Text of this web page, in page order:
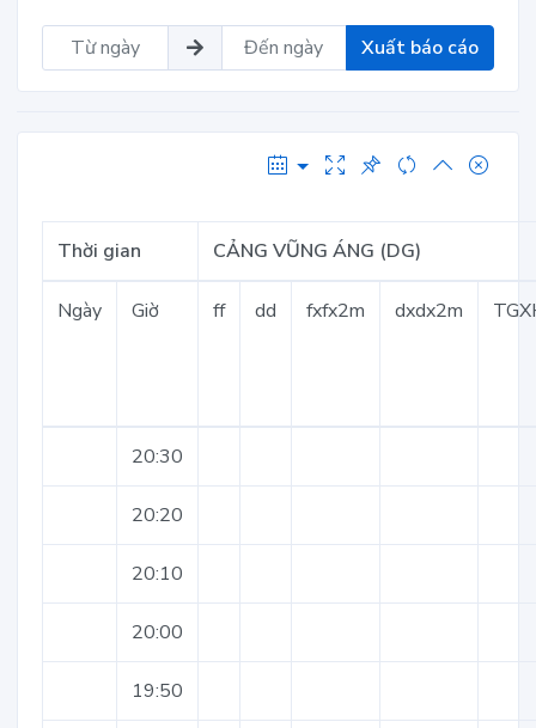
Xuất báo cáo
Thời gian CẢNG VŨNG ÁNG (DG)
Ngày Giờ ff dd fxfx2m dxdx2m
20:30
20:20
20:10
20:00
19:50